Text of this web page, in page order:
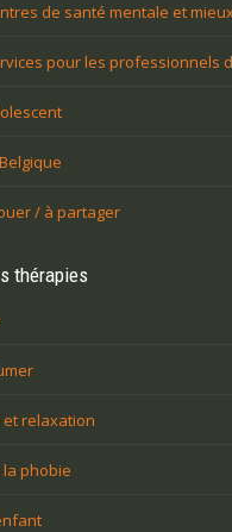
de santé mentale et
pour les professionnels
/ à partager
thérapies
relaxation
phobie